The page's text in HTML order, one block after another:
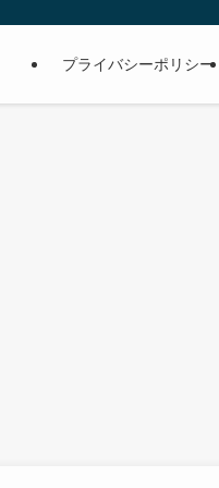
プライバシーポリシー